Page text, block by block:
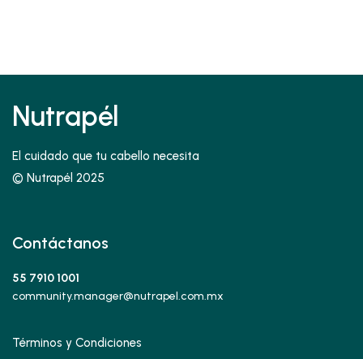
Nutrapél
El cuidado que tu cabello necesita
© Nutrapél 2025
Contáctanos
55 7910 1001
community.manager@nutrapel.com.mx
Términos y Condiciones